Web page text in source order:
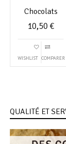
Chocolats
10,50 €
WISHLIST COMPARER
QUALITÉ ET